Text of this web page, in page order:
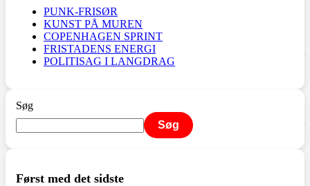
PUNK-FRISØR
KUNST PÅ MUREN
COPENHAGEN SPRINT
FRISTADENS ENERGI
POLITISAG I LANGDRAG
Søg
Søg
Først med det sidste